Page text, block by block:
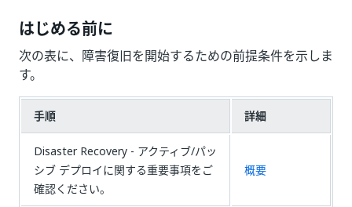
はじめる前に
次の表に、障害復旧を開始するための前提条件を示しま
す。
手順 詳細
Disaster Recovery - アクティブ/パッ
シブ デプロイに関する重要事項をご
確認ください。
概要